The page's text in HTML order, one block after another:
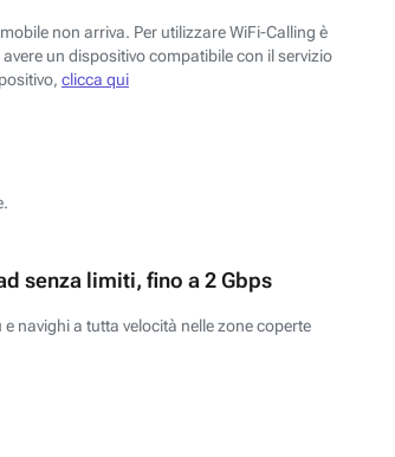
non arriva. Per utilizzare WiFi-Calling è
un dispositivo compatibile con il servizio
clicca qui
senza limiti, fino a 2 Gbps
navighi a tutta velocità nelle zone coperte